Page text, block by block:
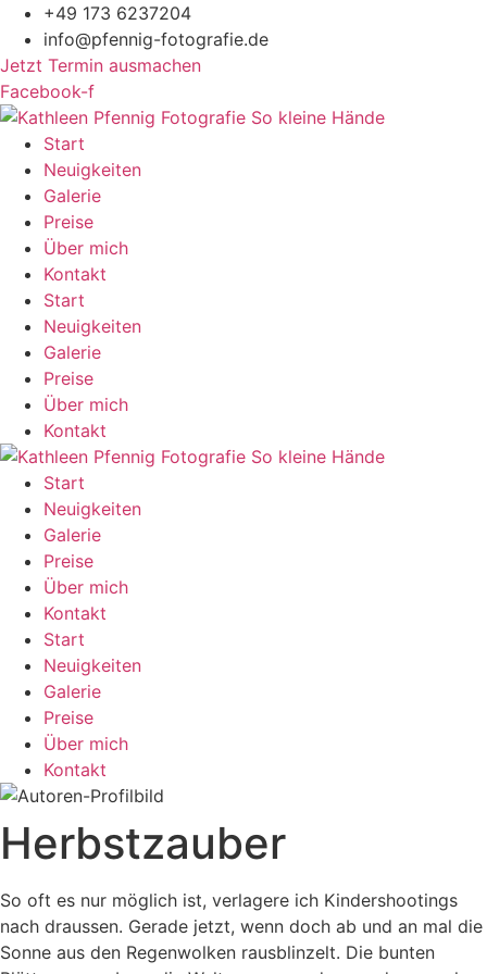
Zum
Inhalt
springen
+49 173 6237204
info@pfennig-fotografie.de
Jetzt Termin ausmachen
Facebook-f
Start
Neuigkeiten
Galerie
Preise
Über mich
Kontakt
Start
Neuigkeiten
Galerie
Preise
Über mich
Kontakt
Start
Neuigkeiten
Galerie
Preise
Über mich
Kontakt
Start
Neuigkeiten
Galerie
Preise
Über mich
Kontakt
Herbstzauber
So oft es nur möglich ist, verlagere ich Kindershootings
nach draussen. Gerade jetzt, wenn doch ab und an mal die
Sonne aus den Regenwolken rausblinzelt. Die bunten